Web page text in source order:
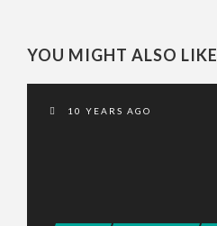
YOU MIGHT ALSO LIKE
10 YEARS AGO